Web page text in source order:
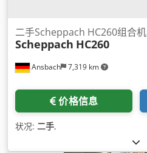
Ansbach 7,319 km
二手Scheppach HC260组合机
Scheppach HC260
价格信息
状况: 二手,